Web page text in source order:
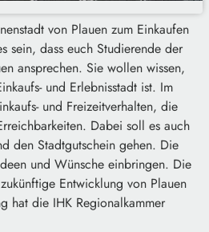
von Plauen zum Einkaufen
sein, dass euch Studierende der
ansprechen. Sie wollen wissen,
und Erlebnisstadt ist. Im
und Freizeitverhalten, die
Dabei soll es auch
den Stadtgutschein gehen. Die
und Wünsche einbringen. Die
Entwicklung von Plauen
hat die IHK Regionalkammer